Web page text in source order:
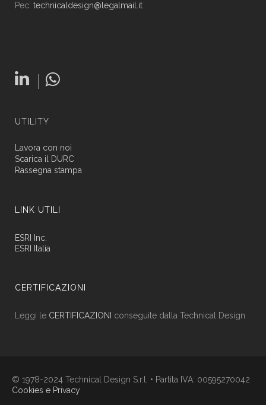
Pec: technicaldesign@legalmail.it
|
UTILITY
Lavora con noi
Scarica il DURC
Rassegna stampa
LINK UTILI
ESRI Inc.
ESRI Italia
CERTIFICAZIONI
Leggi le CERTIFICAZIONI conseguite dalla Technical Design
© 1978-2024 Technical Design S.r.l. • Partita IVA: 00595270042
Cookies e Privacy